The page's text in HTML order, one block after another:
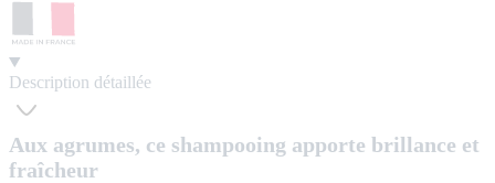
Description détaillée
Aux agrumes, ce shampooing apporte brillance et
fraîcheur